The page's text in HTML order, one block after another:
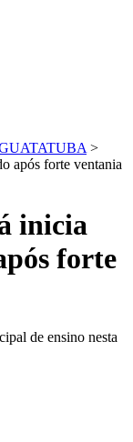
>
após forte ventania
inicia
forte
de ensino nesta